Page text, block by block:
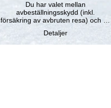
Du har valet mellan
avbeställningsskydd (inkl.
försäkring av avbruten resa) och …
Detaljer